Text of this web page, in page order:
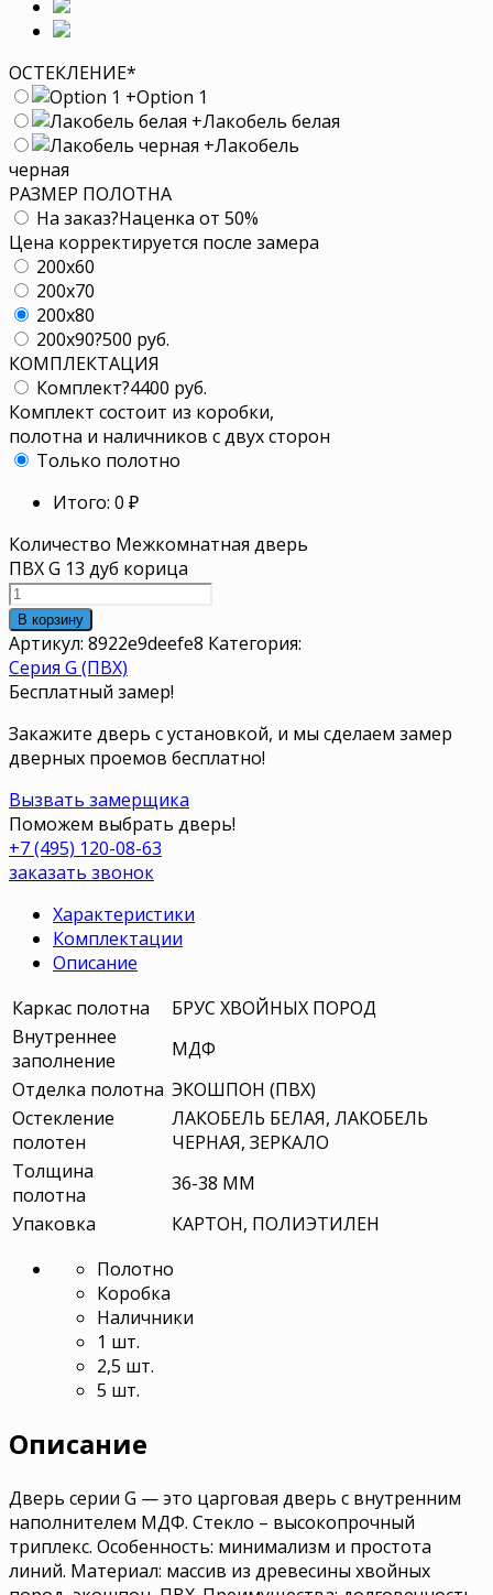
ОСТЕКЛЕНИЕ*
+Option 1
+Лакобель белая
+Лакобель
черная
РАЗМЕР ПОЛОТНА
На заказ?Наценка от 50%
Цена корректируется после замера
200x60
200x70
200x80
200x90?500 руб.
КОМПЛЕКТАЦИЯ
Комплект?4400 руб.
Комплект состоит из коробки,
полотна и наличников с двух сторон
Только полотно
Итого: 0 ₽
Количество Межкомнатная дверь
ПВХ G 13 дуб корица
В корзину
Артикул: 8922e9deefe8 Категория:
Серия G (ПВХ)
Бесплатный замер!
Закажите дверь с установкой, и мы сделаем замер
дверных проемов бесплатно!
Вызвать замерщика
Поможем выбрать дверь!
+7 (495) 120-08-63
заказать звонок
Характеристики
Комплектации
Описание
Каркас полотна
БРУС ХВОЙНЫХ ПОРОД
Внутреннее
заполнение
МДФ
Отделка полотна ЭКОШПОН (ПВХ)
Остекление
полотен
ЛАКОБЕЛЬ БЕЛАЯ, ЛАКОБЕЛЬ
ЧЕРНАЯ, ЗЕРКАЛО
Толщина
полотна
36-38 ММ
Упаковка
КАРТОН, ПОЛИЭТИЛЕН
Полотно
Коробка
Наличники
1 шт.
2,5 шт.
5 шт.
Описание
Дверь серии G — это царговая дверь с внутренним
наполнителем МДФ. Стекло – высокопрочный
триплекс. Особенность: минимализм и простота
линий. Материал: массив из древесины хвойных